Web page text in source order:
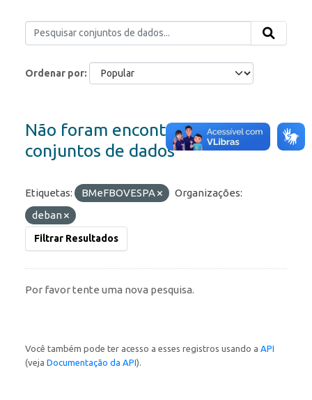
Ordenar por
Não foram encontrados
conjuntos de dados
Etiquetas: BMeFBOVESPA
Organizações:
deban
Filtrar Resultados
Por favor tente uma nova pesquisa.
Você também pode ter acesso a esses registros usando a API
(veja Documentação da API).